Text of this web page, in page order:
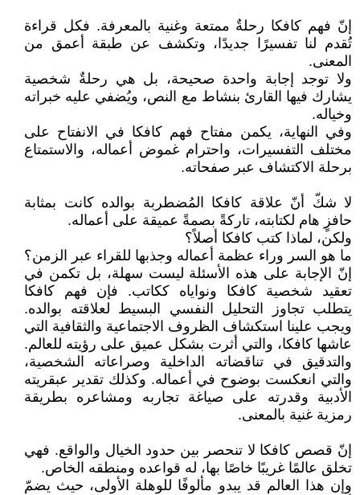
إنّ فهم كافكا رحلةٌ ممتعة وغنية بالمعرفة. فكل قراءة
تُقدم لنا تفسيرًا جديدًا، وتكشف عن طبقة أعمق من
المعنى.
ولا توجد إجابة واحدة صحيحة، بل هي رحلةٌ شخصية
يشارك فيها القارئ بنشاط مع النص، ويُضفي عليه خبراته
وخياله.
وفي النهاية، يكمن مفتاح فهم كافكا في الانفتاح على
مختلف التفسيرات، واحترام غموض أعماله، والاستمتاع
برحلة الاكتشاف عبر صفحاته.
لا شكّ أنّ علاقة كافكا المُضطربة بوالده كانت بمثابة
حافزٍ هام لكتابته، تاركةً بصمةً عميقة على أعماله.
ولكن، لماذا كتب كافكا أصلاً؟
ما هو السر وراء عظمة أعماله وجذبها للقراء عبر الزمن؟
إنّ الإجابة على هذه الأسئلة ليست سهلة، بل تكمن في
تعقيد شخصية كافكا ونواياه ككاتب. فإن فهم كافكا
يتطلب تجاوز التحليل النفسي البسيط لعلاقته بوالده.
ويجب علينا استكشاف الظروف الاجتماعية والثقافية التي
عاشها كافكا، والتي أثرت بشكل عميق على رؤيته للعالم.
والتدقيق في تناقضاته الداخلية وصراعاته الشخصية،
والتي انعكست بوضوح في أعماله. وكذلك تقدير عبقريته
الأدبية وقدرته على صياغة تجاربه ومشاعره بطريقة
رمزية غنية بالمعنى.
إنّ قصص كافكا لا تنحصر بين حدود الخيال والواقع. فهي
تخلق عالمًا غريبًا خاصًا بها، له قواعده ومنطقه الخاص.
وإن هذا العالم قد يبدو مألوفًا للوهلة الأولى، حيث يضمّ